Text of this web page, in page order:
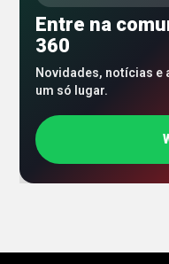
Entre na
360
Novidades, notícias e
um só lugar.